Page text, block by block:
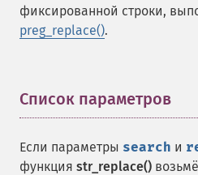
фиксированной строки,
preg_replace().
Список параметров
Если параметры search и
функция str_replace()